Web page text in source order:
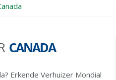
CANADA
Erkende Verhuizer Mondial